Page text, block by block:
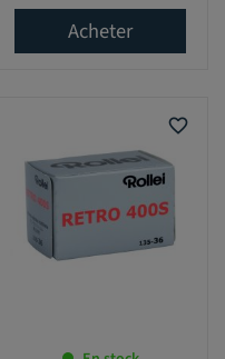
Acheter
favorite_border